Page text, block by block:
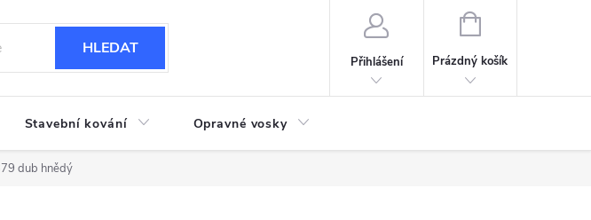
HLEDAT
Přihlášení
NÁKUPNÍ
Prázdný košík
Stavební kování Opravné vosky
dub hnědý